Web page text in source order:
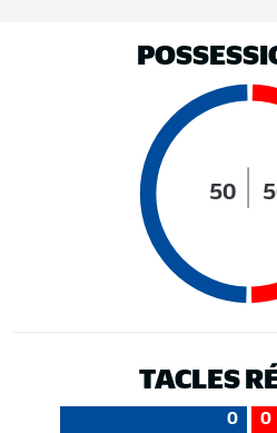
50
TACLES
0 0